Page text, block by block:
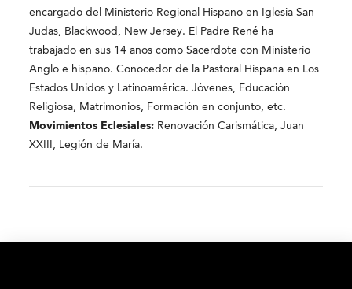
encargado del Ministerio Regional Hispano en Iglesia San
Judas, Blackwood, New Jersey. El Padre René ha
trabajado en sus 14 años como Sacerdote con Ministerio
Anglo e hispano. Conocedor de la Pastoral Hispana en Los
Estados Unidos y Latinoamérica. Jóvenes, Educación
Religiosa, Matrimonios, Formación en conjunto, etc.
Movimientos Eclesiales: Renovación Carismática, Juan
XXIII, Legión de María.